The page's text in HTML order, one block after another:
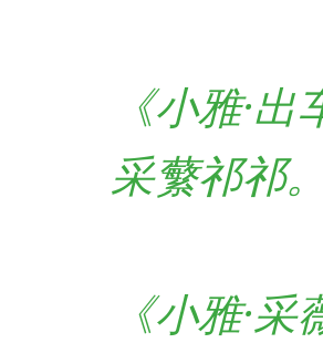
《小雅·出
采蘩祁祁
《小雅·采